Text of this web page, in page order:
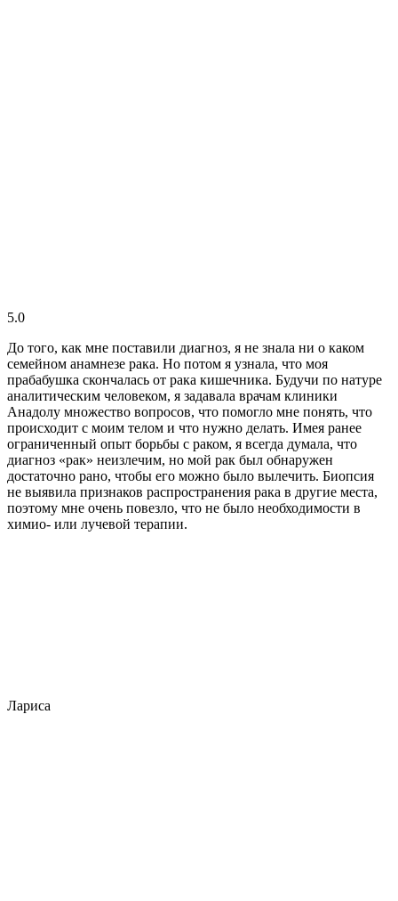
5.0
До того, как мне поставили диагноз, я не знала ни о каком
семейном анамнезе рака. Но потом я узнала, что моя
прабабушка скончалась от рака кишечника. Будучи по натуре
аналитическим человеком, я задавала врачам клиники
Анадолу множество вопросов, что помогло мне понять, что
происходит с моим телом и что нужно делать. Имея ранее
ограниченный опыт борьбы с раком, я всегда думала, что
диагноз «рак» неизлечим, но мой рак был обнаружен
достаточно рано, чтобы его можно было вылечить. Биопсия
не выявила признаков распространения рака в другие места,
поэтому мне очень повезло, что не было необходимости в
химио- или лучевой терапии.
Лариса